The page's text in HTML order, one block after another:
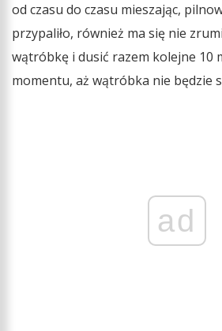
od czasu do czasu mieszając,
przypaliło, również ma się nie
wątróbkę i dusić razem kolejne 10
momentu, aż wątróbka nie będzie
ad